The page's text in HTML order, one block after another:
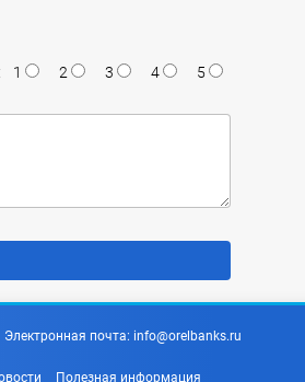
1 2 3 4 5
Электронная почта: info@orelbanks.ru
Полезная информация